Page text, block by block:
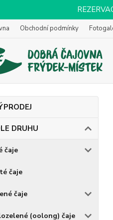
Obchodní podmínky
DRUHU
čaje
čaje
čaje
(oolong) čaje